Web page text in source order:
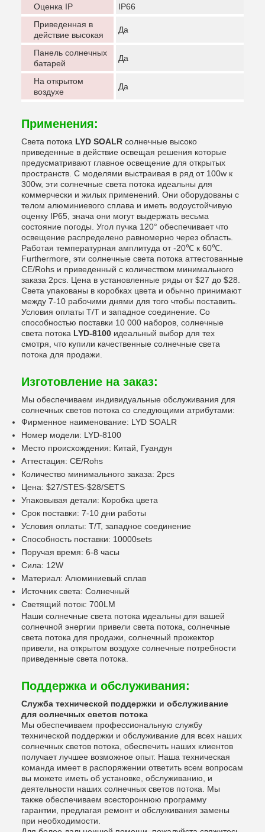
Оценка IP
IP66
Приведенная в
действие высокая
Да
Панель солнечных
батарей
Да
На открытом
воздухе
Да
Применения:
Света потока LYD SOALR солнечные высоко
приведенные в действие освещая решения которые
предусматривают главное освещение для открытых
пространств. С моделями выстраивая в ряд от 100w к
300w, эти солнечные света потока идеальны для
коммерчески и жилых применений. Они оборудованы с
телом алюминиевого сплава и иметь водоустойчивую
оценку IP65, знача они могут выдержать весьма
состояние погоды. Угол пучка 120° обеспечивает что
освещение распределено равномерно через область.
Работая температурная амплитуда от -20℃ к 60℃.
Furthermore, эти солнечные света потока аттестованные
CE/Rohs и приведенный с количеством минимального
заказа 2pcs. Цена в установленные ряды от $27 до $28.
Света упакованы в коробках цвета и обычно принимают
между 7-10 рабочими днями для того чтобы поставить.
Условия оплаты T/T и западное соединение. Со
способностью поставки 10 000 наборов, солнечные
света потока LYD-8100 идеальный выбор для тех
смотря, что купили качественные солнечные света
потока для продажи.
Изготовление на заказ:
Мы обеспечиваем индивидуальные обслуживания для
солнечных светов потока со следующими атрибутами:
Фирменное наименование: LYD SOALR
Номер модели: LYD-8100
Место происхождения: Китай, Гуандун
Аттестация: CE/Rohs
Количество минимального заказа: 2pcs
Цена: $27/STES-$28/SETS
Упаковывая детали: Коробка цвета
Срок поставки: 7-10 дни работы
Условия оплаты: T/T, западное соединение
Способность поставки: 10000sets
Поручая время: 6-8 часы
Сила: 12W
Материал: Алюминиевый сплав
Источник света: Солнечный
Светящий поток: 700LM
Наши солнечные света потока идеальны для вашей
солнечной энергии привели света потока, солнечные
света потока для продажи, солнечный прожектор
привели, на открытом воздухе солнечные потребности
приведенные света потока.
Поддержка и обслуживания:
Служба технической поддержки и обслуживание
для солнечных светов потока
Мы обеспечиваем профессиональную службу
технической поддержки и обслуживание для всех наших
солнечных светов потока, обеспечить наших клиентов
получает лучшее возможное опыт. Наша техническая
команда имеет в распоряжении ответить всем вопросам
вы можете иметь об установке, обслуживанию, и
деятельности наших солнечных светов потока. Мы
также обеспечиваем всестороннюю программу
гарантии, предлагая ремонт и обслуживания замены
при необходимости.